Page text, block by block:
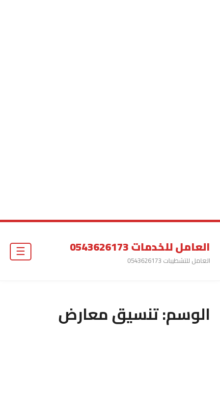
العامل للخدمات 0543626173
العامل للتشطيبات 0543626173
الوسم:تنسيق معارض